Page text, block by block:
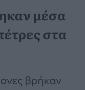
μέσα
στα
βρήκαν